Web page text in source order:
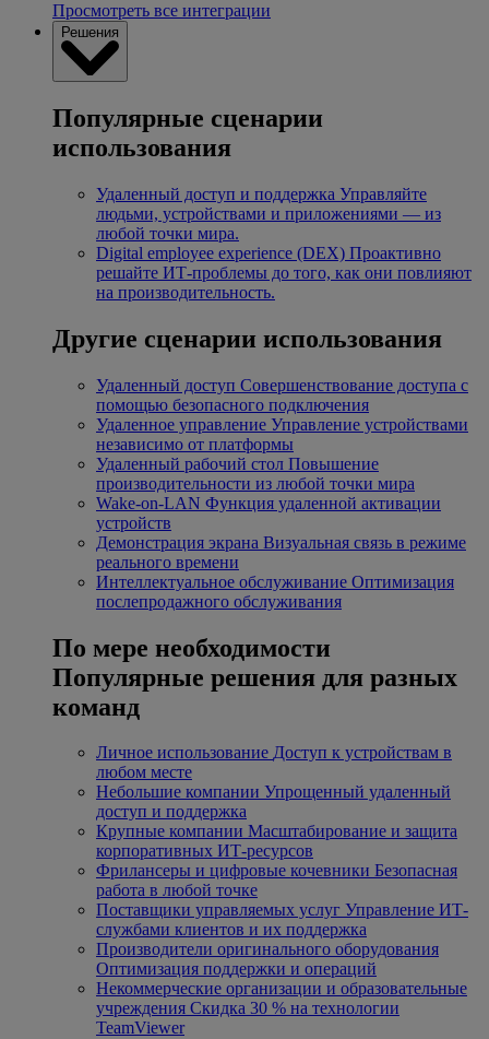
Просмотреть все интеграции
Решения
Популярные сценарии
использования
Удаленный доступ и поддержка Управляйте
людьми, устройствами и приложениями — из
любой точки мира.
Digital employee experience (DEX) Проактивно
решайте ИТ-проблемы до того, как они повлияют
на производительность.
Другие сценарии использования
Удаленный доступ Совершенствование доступа с
помощью безопасного подключения
Удаленное управление Управление устройствами
независимо от платформы
Удаленный рабочий стол Повышение
производительности из любой точки мира
Wake-on-LAN Функция удаленной активации
устройств
Демонстрация экрана Визуальная связь в режиме
реального времени
Интеллектуальное обслуживание Оптимизация
послепродажного обслуживания
По мере необходимости
Популярные решения для разных
команд
Личное использование Доступ к устройствам в
любом месте
Небольшие компании Упрощенный удаленный
доступ и поддержка
Крупные компании Масштабирование и защита
корпоративных ИТ-ресурсов
Фрилансеры и цифровые кочевники Безопасная
работа в любой точке
Поставщики управляемых услуг Управление ИТ-
службами клиентов и их поддержка
Производители оригинального оборудования
Оптимизация поддержки и операций
Некоммерческие организации и образовательные
учреждения Скидка 30 % на технологии
TeamViewer